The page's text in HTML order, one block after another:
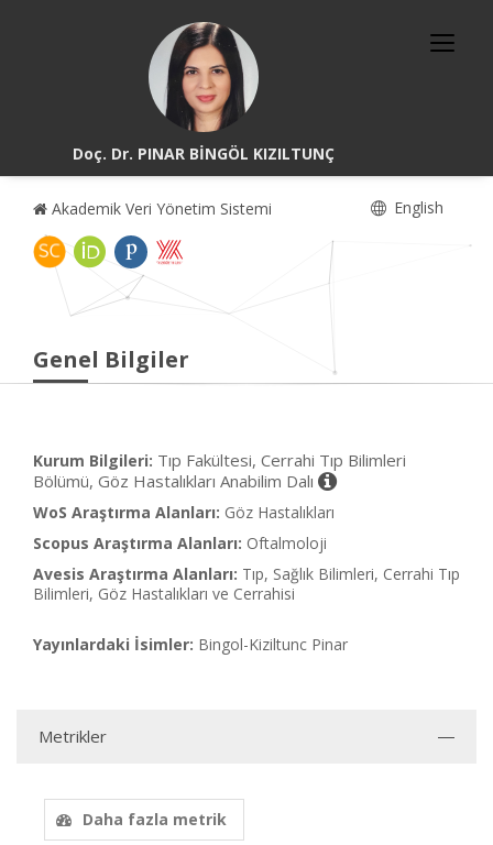
Doç. Dr. PINAR BİNGÖL KIZILTUNÇ
Akademik Veri Yönetim Sistemi English
Genel Bilgiler
Kurum Bilgileri: Tıp Fakültesi, Cerrahi Tıp Bilimleri
Bölümü, Göz Hastalıkları Anabilim Dalı
WoS Araştırma Alanları: Göz Hastalıkları
Scopus Araştırma Alanları: Oftalmoloji
Avesis Araştırma Alanları: Tıp, Sağlık Bilimleri, Cerrahi Tıp
Bilimleri, Göz Hastalıkları ve Cerrahisi
Yayınlardaki İsimler: Bingol-Kiziltunc Pinar
Metrikler
Daha fazla metrik